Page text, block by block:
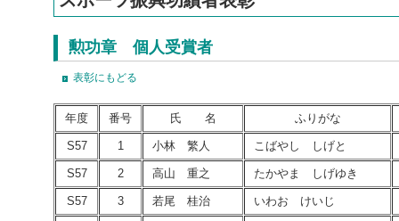
勲功章 個人受賞者
表彰にもどる
年度 番号 氏 名 ふりがな
S57 1 小林 繁人 こばやし しげと
S57 2 高山 重之 たかやま しげゆき
S57 3 若尾 桂治 いわお けいじ